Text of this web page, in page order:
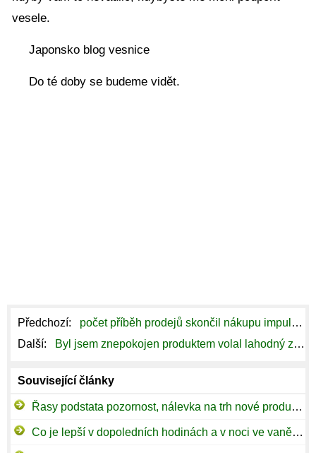
vesele.
Japonsko blog vesnice
Do té doby se budeme vidět.
Předchozí:
počet příběh prodejů skončil nákupu impuls „Furusato zelený džus“ 90 milionů šálků deskou
Další:
Byl jsem znepokojen produktem volal lahodný zelený džus, a tak jsem zkusil trochu výzkumu
Související články
Řasy podstata pozornost, nálevka na trh nové produkty, „Rush bohatý“
Co je lepší v dopoledních hodinách a v noci ve vaně? Výhody Snažil jsem se porovnat nevýhody